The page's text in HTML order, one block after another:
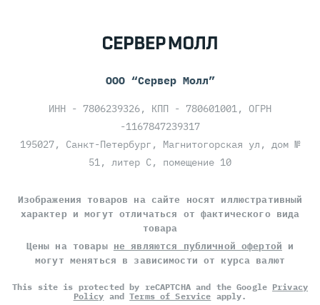
ООО “Сервер Молл”
ИНН - 7806239326, КПП - 780601001, ОГРН
-1167847239317
195027, Санкт-Петербург, Магнитогорская ул, дом №
51, литер С, помещение 10
Изображения товаров на сайте носят иллюстративный
характер и могут отличаться от фактического вида
товара
Цены на товары не являются публичной офертой и
могут меняться в зависимости от курса валют
This site is protected by reCAPTCHA and the Google Privacy
Policy andTerms of Service apply.